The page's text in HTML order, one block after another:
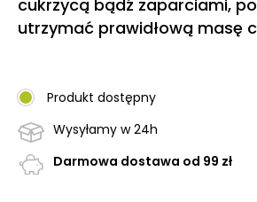
cukrzycą bądź zaparciami,
utrzymać prawidłową masę
Produkt dostępny
Wysyłamy w 24h
Darmowa dostawa od 99 zł